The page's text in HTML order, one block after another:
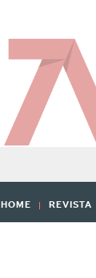
HOME REVISTA